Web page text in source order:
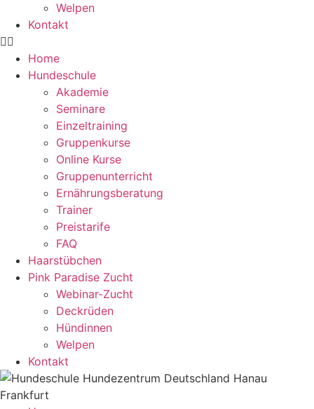
Welpen
Kontakt
Home
Hundeschule
Akademie
Seminare
Einzeltraining
Gruppenkurse
Online Kurse
Gruppenunterricht
Ernährungsberatung
Trainer
Preistarife
FAQ
Haarstübchen
Pink Paradise Zucht
Webinar-Zucht
Deckrüden
Hündinnen
Welpen
Kontakt